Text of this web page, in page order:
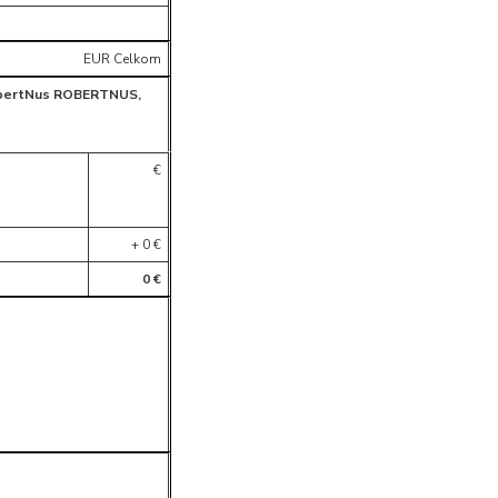
EUR Celkom
ROBERTNUS,
€
+ 0 €
0 €